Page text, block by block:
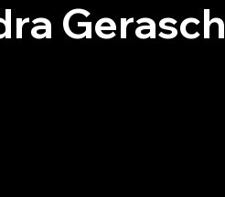
Gerasch